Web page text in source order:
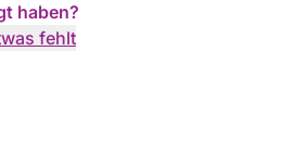
haben?
fehlt